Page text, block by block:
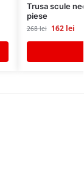
Trusa scule
piese
268lei 162 lei